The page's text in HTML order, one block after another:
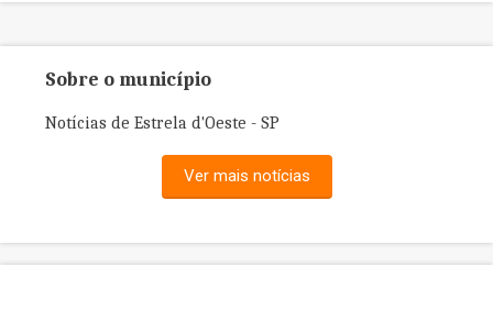
Sobre o município
Notícias de Estrela d'Oeste - SP
Ver mais notícias